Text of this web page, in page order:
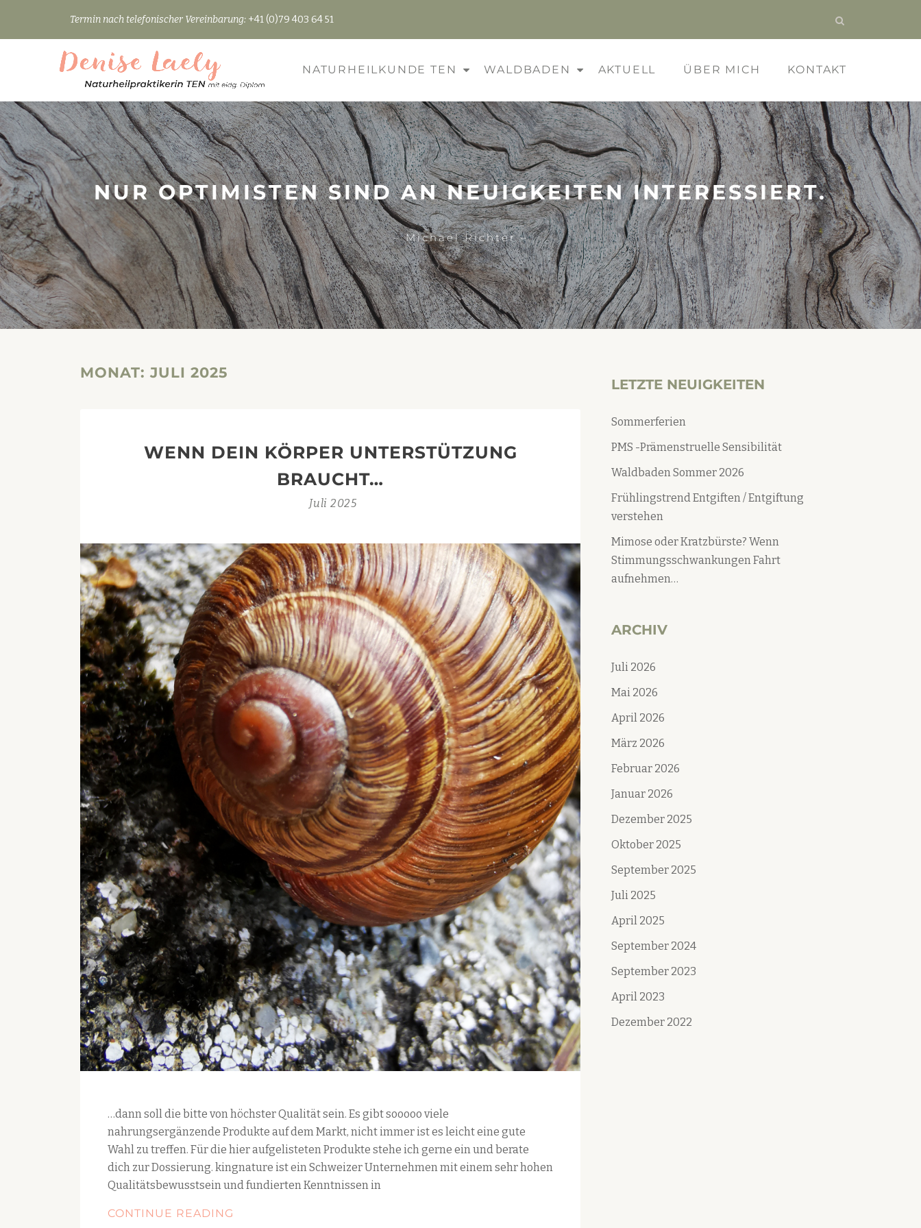
Skip
Termin nach telefonischer Vereinbarung: +41 (0)79 403 64 51
NATURHEILKUNDE TEN WALDBADEN AKTUELL ÜBER MICH KONTAKT
NUR OPTIMISTEN SIND AN NEUIGKEITEN INTERESSIERT.
– Michael Richter –
MONAT: JULI 2025
WENN DEIN KÖRPER UNTERSTÜTZUNG
BRAUCHT…
Juli 2025
…dann soll die bitte von höchster Qualität sein. Es gibt sooooo viele
nahrungsergänzende Produkte auf dem Markt, nicht immer ist es leicht eine gute
Wahl zu treffen. Für die hier aufgelisteten Produkte stehe ich gerne ein und berate
dich zur Dossierung. kingnature ist ein Schweizer Unternehmen mit einem sehr hohen
Qualitätsbewusstsein und fundierten Kenntnissen in
CONTINUE READING
LETZTE NEUIGKEITEN
Sommerferien
PMS -Prämenstruelle Sensibilität
Waldbaden Sommer 2026
Frühlingstrend Entgiften / Entgiftung
verstehen
Mimose oder Kratzbürste? Wenn
Stimmungsschwankungen Fahrt
aufnehmen…
ARCHIV
Juli 2026
Mai 2026
April 2026
März 2026
Februar 2026
Januar 2026
Dezember 2025
Oktober 2025
September 2025
Juli 2025
April 2025
September 2024
September 2023
April 2023
Dezember 2022